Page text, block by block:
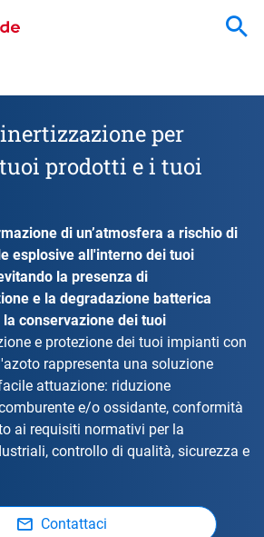
per
prodotti e i tuoi
di un’atmosfera a rischio di
esplosive all'interno dei tuoi
la presenza di
e la degradazione batterica
conservazione dei tuoi
e protezione dei tuoi impianti con
rappresenta una soluzione
attuazione: riduzione
e/o ossidante, conformità
ai requisiti normativi per la
controllo di qualità, sicurezza e
Contattaci